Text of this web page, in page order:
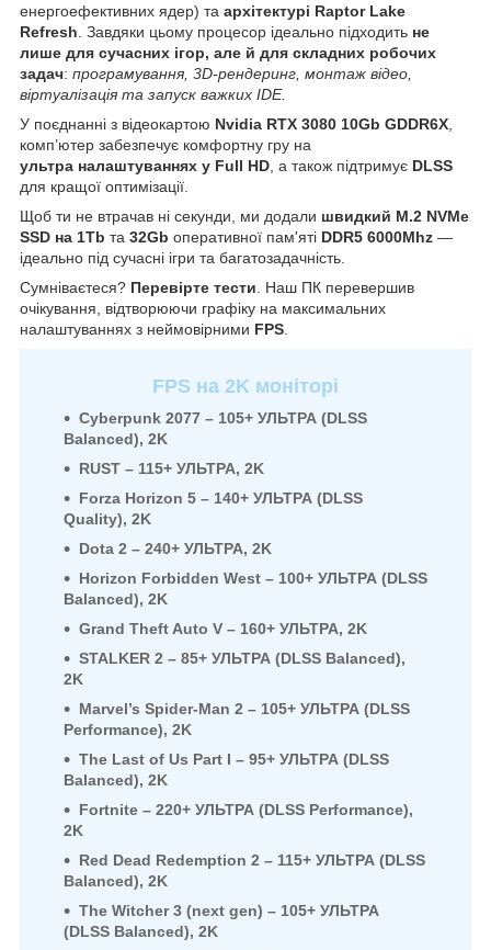
енергоефективних ядер) та архітектурі Raptor Lake
Refresh . Завдяки цьому процесор ідеально підходить не
лише для сучасних ігор, але й для складних робочих
задач: програмування, 3D-рендеринг, монтаж відео,
віртуалізація та запуск важких IDE.
У поєднанні з відеокартою Nvidia RTX 3080 10Gb GDDR6X
комп’ютер забезпечує комфортну гру на
ультра налаштуваннях у Full HD , а також підтримує DLSS
для кращої оптимізації.
Щоб ти не втрачав ні секунди, ми додали швидкий M.2 NVMe
SSD на 1Tb та 32Gb оперативної пам'яті DDR5 6000Mhz —
ідеально під сучасні ігри та багатозадачність.
Сумніваєтеся? Перевірте тести . Наш ПК перевершив
очікування, відтворюючи графіку на максимальних
налаштуваннях з неймовірними FPS
FPS на 2K моніторі
Cyberpunk 2077 – 105+ УЛЬТРА (DLSS
Balanced), 2K
RUST – 115+ УЛЬТРА, 2K
Forza Horizon 5 – 140+ УЛЬТРА (DLSS
Quality), 2K
Dota 2 – 240+ УЛЬТРА, 2K
Horizon Forbidden West – 100+ УЛЬТРА (DLSS
Balanced), 2K
Grand Theft Auto V – 160+ УЛЬТРА, 2K
STALKER 2 – 85+ УЛЬТРА (DLSS Balanced),
2K
Marvel’s Spider-Man 2 – 105+ УЛЬТРА (DLSS
Performance), 2K
The Last of Us Part I – 95+ УЛЬТРА (DLSS
Balanced), 2K
Fortnite – 220+ УЛЬТРА (DLSS Performance),
2K
Red Dead Redemption 2 – 115+ УЛЬТРА (DLSS
Balanced), 2K
The Witcher 3 (next gen) – 105+ УЛЬТРА
(DLSS Balanced), 2K